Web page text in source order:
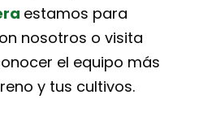
estamos para
nosotros o visita
el equipo más
y tus cultivos.